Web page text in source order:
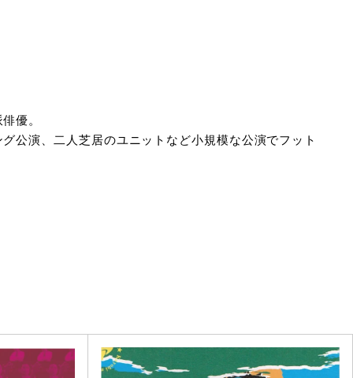
優。
公演、二人芝居のユニットなど小規模な公演でフット